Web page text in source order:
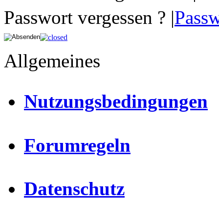
Passwort vergessen ? |
Allgemeines
Nutzungsbedingungen
Forumregeln
Datenschutz